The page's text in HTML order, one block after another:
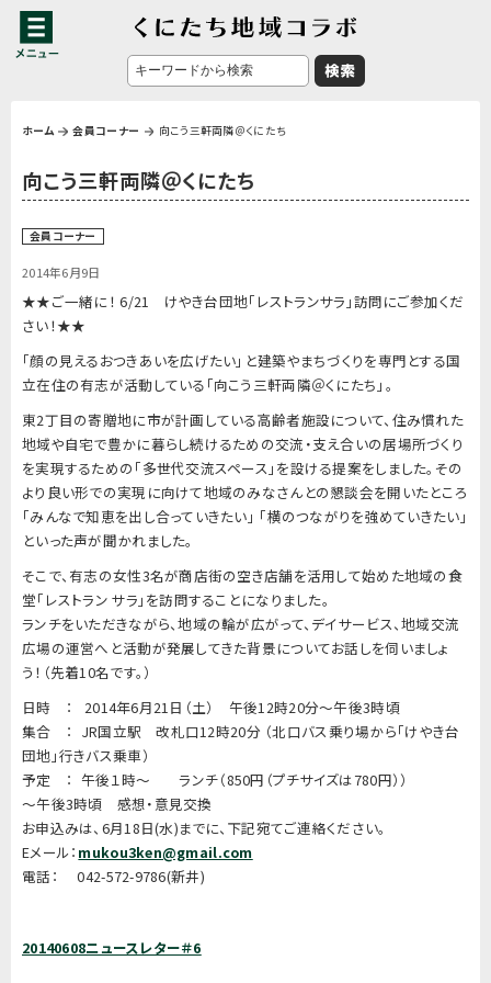
ホーム 会員コーナー 向こう三軒両隣＠くにたち
向こう三軒両隣＠くにたち
会員コーナー
2014年6月9日
★★ご一緒に！ 6/21 けやき台団地「レストランサラ」訪問にご参加くだ
さい！★★
「顔の見えるおつきあいを広げたい」 と建築やまちづくりを専門とする国
立在住の有志が活動している「向こう三軒両隣＠くにたち」。
東2丁目の寄贈地に市が計画している高齢者施設について、 住み慣れた
地域や自宅で豊かに暮らし続けるための交流・支え合いの居場所づくり
を実現するための「多世代交流スペース」 を設ける提案をしました。 その
より良い形での実現に向けて地域のみなさんとの懇談会を開いたところ
「みんなで知恵を出し合っていきたい」 「横のつながりを強めていきたい」
といった声が聞かれました。
そこで、 有志の女性3名が商店街の空き店舗を活用して始めた地域の食
堂「 レストラン サラ」を訪問することになりました。
ランチをいただきながら、地域の輪が広がって、デイサービス、地域交流
広場の運営へと活動が発展してきた背景についてお話しを伺いましょ
う！（先着10名です。）
日時 ： 2014年6月21日（土） 午後12時20分～午後3時頃
集合 ： JR国立駅 改札口12時20分 （北口バス乗り場から「けやき台
団地」行きバス乗車）
予定 ： 午後１時～ ランチ（850円（プチサイズは780円））
～午後3時頃 感想・意見交換
お申込みは、6月18日(水)までに、下記宛てご連絡ください。
Eメール： mukou3ken@gmail.com
電話： 042-572-9786(新井)
20140608ニュースレター＃6